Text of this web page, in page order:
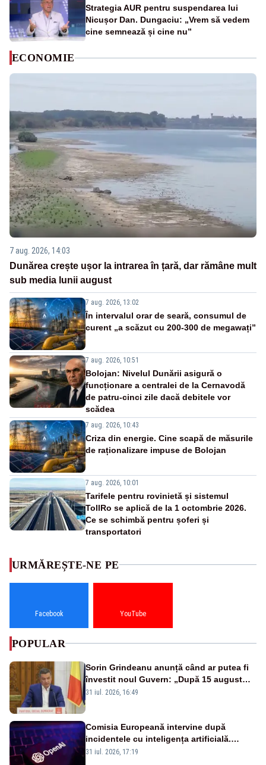
Strategia AUR pentru suspendarea lui
Nicușor Dan. Dungaciu: „Vrem să vedem
cine semnează și cine nu”
ECONOMIE
7 aug. 2026, 14:03
Dunărea crește ușor la intrarea în țară, dar rămâne mult
sub media lunii august
7 aug. 2026, 13:02
În intervalul orar de seară, consumul de
curent „a scăzut cu 200-300 de megawați”
7 aug. 2026, 10:51
Bolojan: Nivelul Dunării asigură o
funcționare a centralei de la Cernavodă
de patru-cinci zile dacă debitele vor
scădea
7 aug. 2026, 10:43
Criza din energie. Cine scapă de măsurile
de raționalizare impuse de Bolojan
7 aug. 2026, 10:01
Tarifele pentru rovinietă și sistemul
TollRo se aplică de la 1 octombrie 2026.
Ce se schimbă pentru șoferi și
transportatori
URMĂREȘTE-NE PE
Facebook YouTube
POPULAR
Sorin Grindeanu anunță când ar putea fi
învestit noul Guvern: „După 15 august
sunt șanse mai mari”
31 iul. 2026, 16:49
Comisia Europeană intervine după
incidentele cu inteligența artificială.
OpenAI și Anthropic, vizate
31 iul. 2026, 17:19